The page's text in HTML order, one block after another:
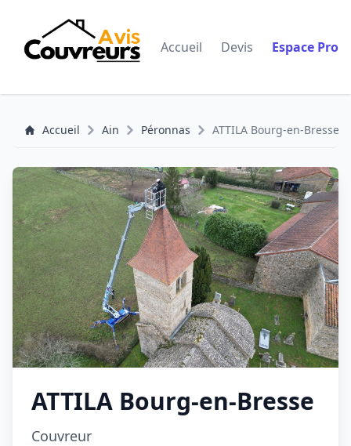
Accueil Devis Espace Pro
Accueil Ain Péronnas ATTILA Bourg-en-Bresse
ATTILA Bourg-en-Bresse
Couvreur